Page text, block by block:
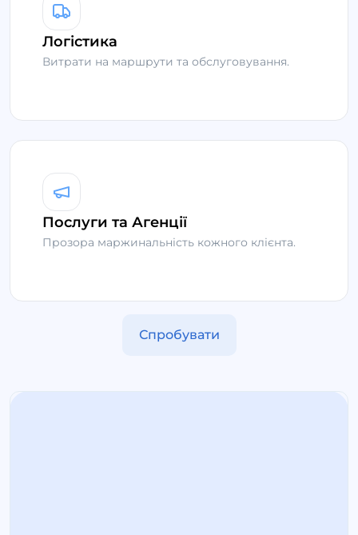
Логістика
Витрати на маршрути та обслуговування.
Послуги та Агенції
Прозора маржинальність кожного клієнта.
Спробувати